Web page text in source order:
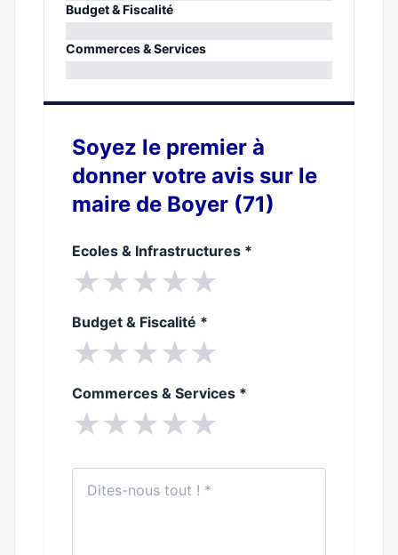
0%
Budget & Fiscalité
0%
Commerces & Services
Soyez le premier à
donner votre avis sur le
maire de Boyer (71)
Ecoles & Infrastructures *
★★★★★
Budget & Fiscalité *
★★★★★
Commerces & Services *
★★★★★